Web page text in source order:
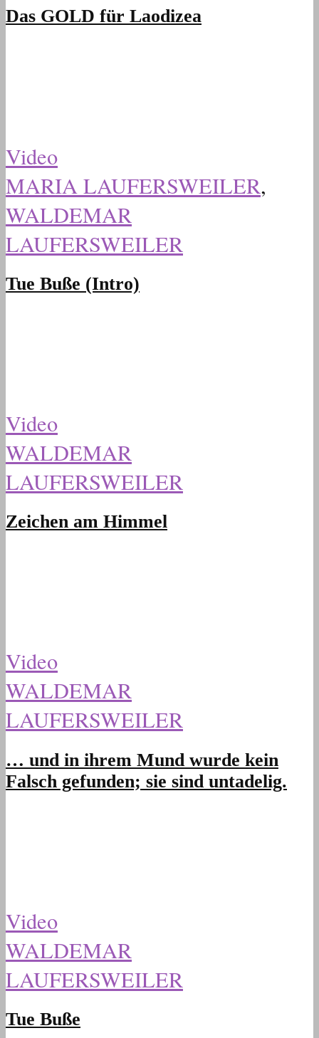
Das GOLD für Laodizea
Video
MARIA LAUFERSWEILER,
WALDEMAR
LAUFERSWEILER
Tue Buße (Intro)
Video
WALDEMAR
LAUFERSWEILER
Zeichen am Himmel
Video
WALDEMAR
LAUFERSWEILER
… und in ihrem Mund wurde kein
Falsch gefunden; sie sind untadelig.
Video
WALDEMAR
LAUFERSWEILER
Tue Buße